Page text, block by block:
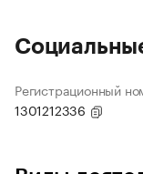
Регистрационный
1301212336